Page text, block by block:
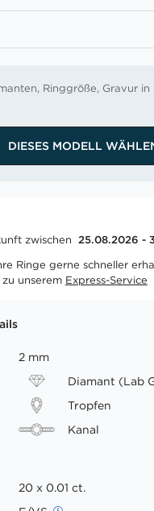
Ringgröße, Gravur
DIESES MODELL
zwischen 25.08.2026 -
Ringe gerne schneller
unserem Express-Service
2 mm
Diamant (Lab
Tropfen
Kanal
20 x 0.01 ct.